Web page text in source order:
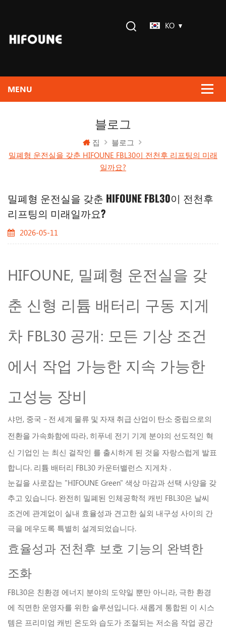
KO
블로그
집
블로그
밀폐형 운전실을 갖춘 HIFOUNE FBL30이 전천후 리프팅의 미래
일까요?
밀폐형 운전실을 갖춘 HIFOUNE FBL30이 전천후
리프팅의 미래일까요?
2026-05-11
HIFOUNE, 밀폐형 운전실을 갖
춘 신형 리튬 배터리 구동 지게
차 FBL30 공개: 모든 기상 조건
에서 작업 가능한 지속 가능한
고성능 장비
샤먼, 중국 – 전 세계 물류 및 자재 취급 산업이 탄소 중립으로의
전환을 가속화함에 따라, 히푸네 전기 기계 분야의 선도적인 혁
신 기업인 는 최신 걸작인 를 출시하게 된 것을 자랑스럽게 발표
합니다. 리튬 배터리 FBL30 카운터밸런스 지게차 .
눈길을 사로잡는 "HIFOUNE Green" 색상 마감과 선택 사양을 갖
추고 있습니다. 완전히 밀폐된 인체공학적 캐빈 FBL30은 날씨
조건에 관계없이 실내 효율성과 견고한 실외 내구성 사이의 간
극을 메우도록 특별히 설계되었습니다.
효율성과 전천후 보호 기능의 완벽한
조화
FBL30은 친환경 에너지 분야의 도약일 뿐만 아니라, 극한 환경
에 직면한 운영자를 위한 솔루션입니다. 새롭게 통합된 이 시스
템은 프리미엄 캐빈 온도와 습도가 조절되는 저소음 작업 공간